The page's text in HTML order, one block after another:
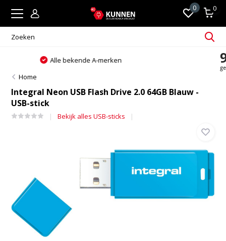
0 0
Altijd passend en persoonlijk advies
Home
Integral Neon USB Flash Drive 2.0 64GB Blauw -
USB-stick
Bekijk alles USB-sticks